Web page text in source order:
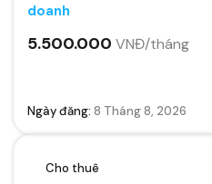
doanh
5.500.000 VNĐ/tháng
Ngày đăng: 8 Tháng 8, 2026
Cho thuê